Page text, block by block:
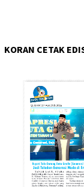
KORAN CETAK